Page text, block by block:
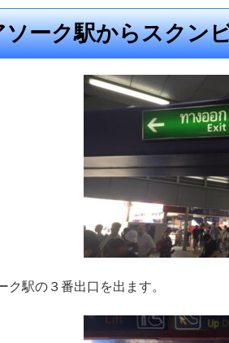
ソーク駅からスクン
ク駅の３番出口を出ます。